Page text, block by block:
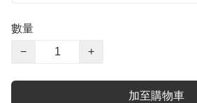
數量
−
+
加至購物車